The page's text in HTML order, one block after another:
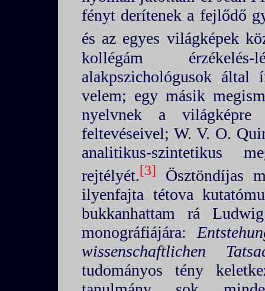
fényt derítenek a fejlődő
és az egyes világképek
kollégám
alakpszichológusok
velem; egy másik
nyelvnek a világképre
feltevéseivel; W. V. O.
analitikus-szintetikus
rejtélyét. 3
Ösztöndíjas
ilyenfajta tétova
bukkanhattam rá
monográfiájára:
wissenschaftlichen
tudományos tény